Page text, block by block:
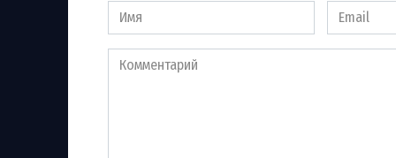
Имя
*
Email
*
Комментарий